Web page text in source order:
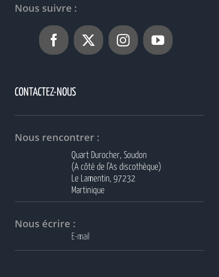
Nous suivre :
CONTACTEZ-NOUS
Nous rencontrer :
Quart Durocher, Soudon
(A côté de l’As discothèque)
Le Lamentin, 97232
Martinique
Nous écrire :
E-mail